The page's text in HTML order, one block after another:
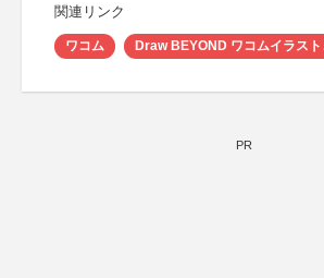
関連リンク
ワコム Draw BEYOND ワコムイラスト
PR